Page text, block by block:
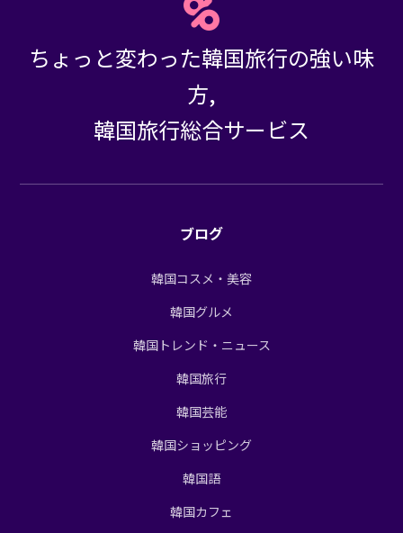
ちょっと変わった韓国旅行の強い味
方,
韓国旅行総合サービス
ブログ
韓国コスメ・美容
韓国グルメ
韓国トレンド・ニュース
韓国旅行
韓国芸能
韓国ショッピング
韓国語
韓国カフェ